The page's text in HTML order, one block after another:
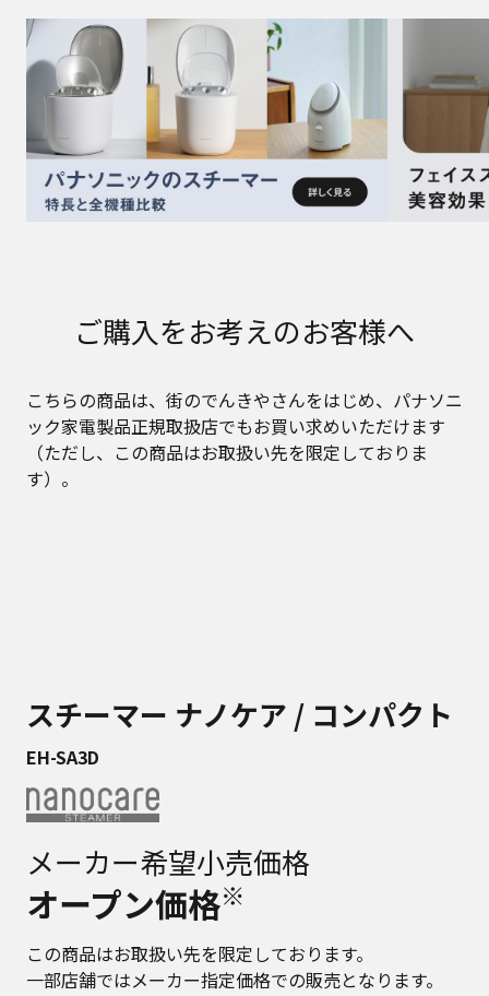
ご購入をお考えのお客様へ
こちらの商品は、街のでんきやさんをはじめ、パナソニ
ック家電製品正規取扱店でもお買い求めいただけます
（ただし、この商品はお取扱い先を限定しておりま
す）。
スチーマー ナノケア / コンパクト
EH-SA3D
メーカー希望小売価格
オープン価格※
この商品はお取扱い先を限定しております。
一部店舗ではメーカー指定価格での販売となります。